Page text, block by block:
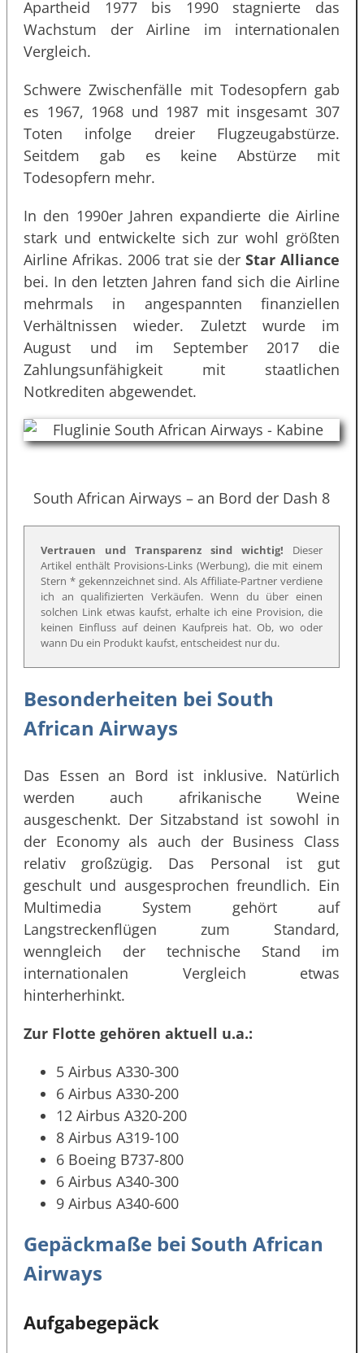
Apartheid 1977 bis 1990 stagnierte das
Wachstum der Airline im internationalen
Vergleich.
Schwere Zwischenfälle mit Todesopfern gab
es 1967, 1968 und 1987 mit insgesamt 307
Toten infolge dreier Flugzeugabstürze.
Seitdem gab es keine Abstürze mit
Todesopfern mehr.
In den 1990er Jahren expandierte die Airline
stark und entwickelte sich zur wohl größten
Airline Afrikas. 2006 trat sie der Star Alliance
bei. In den letzten Jahren fand sich die Airline
mehrmals in angespannten finanziellen
Verhältnissen wieder. Zuletzt wurde im
August und im September 2017 die
Zahlungsunfähigkeit mit staatlichen
Notkrediten abgewendet.
South African Airways – an Bord der Dash 8
Vertrauen und Transparenz sind wichtig! Dieser
Artikel enthält Provisions-Links (Werbung), die mit einem
Stern * gekennzeichnet sind. Als Affiliate-Partner verdiene
ich an qualifizierten Verkäufen. Wenn du über einen
solchen Link etwas kaufst, erhalte ich eine Provision, die
keinen Einfluss auf deinen Kaufpreis hat. Ob, wo oder
wann Du ein Produkt kaufst, entscheidest nur du.
Besonderheiten bei South
African Airways
Das Essen an Bord ist inklusive. Natürlich
werden auch afrikanische Weine
ausgeschenkt. Der Sitzabstand ist sowohl in
der Economy als auch der Business Class
relativ großzügig. Das Personal ist gut
geschult und ausgesprochen freundlich. Ein
Multimedia System gehört auf
Langstreckenflügen zum Standard,
wenngleich der technische Stand im
internationalen Vergleich etwas
hinterherhinkt.
Zur Flotte gehören aktuell u.a.:
5 Airbus A330-300
6 Airbus A330-200
12 Airbus A320-200
8 Airbus A319-100
6 Boeing B737-800
6 Airbus A340-300
9 Airbus A340-600
Gepäckmaße bei South African
Airways
Aufgabegepäck